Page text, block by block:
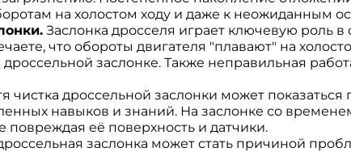
на холостом ходу и даже к неожиданным
Заслонка дросселя играет ключевую роль в
что обороты двигателя "плавают" на
заслонке. Также неправильная
чистка дроссельной заслонки может
навыков и знаний. На заслонке со
её поверхность и датчики.
заслонка может стать причиной